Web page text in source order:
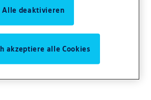
Alle deaktivieren
akzeptiere alle Cookies